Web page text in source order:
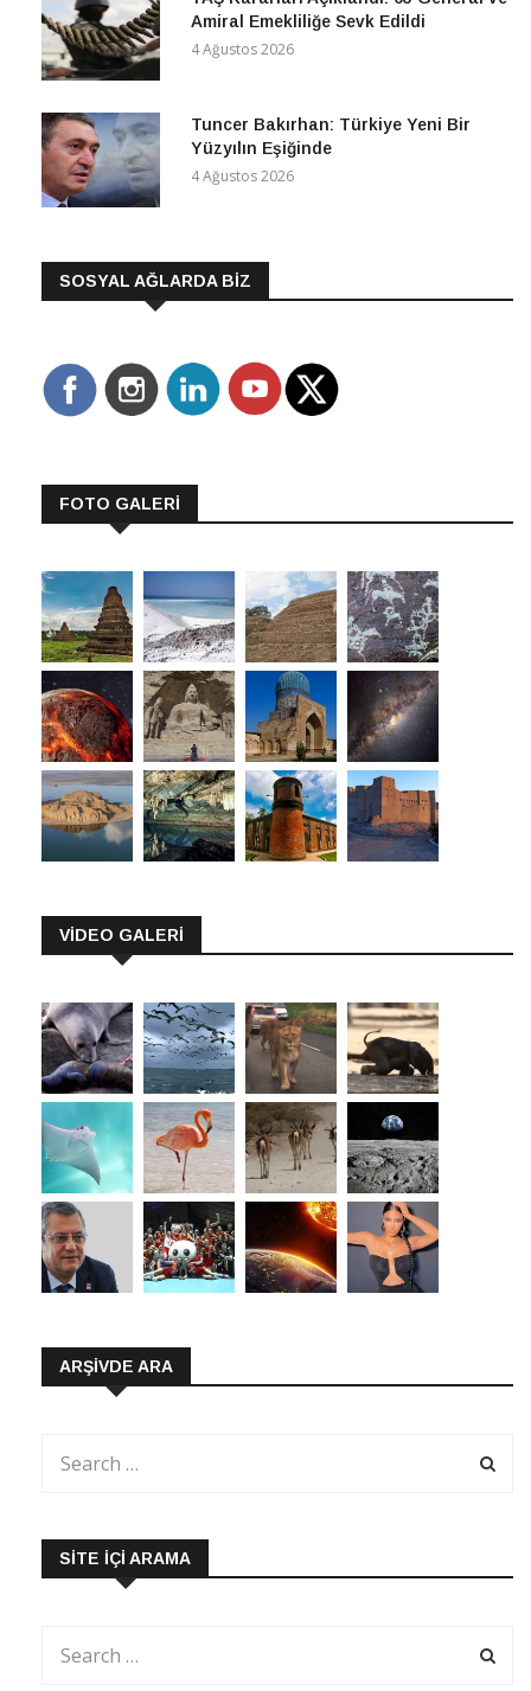
Amiral Emekliliğe Sevk Edildi
4 Ağustos 2026
Tuncer Bakırhan: Türkiye Yeni Bir
Yüzyılın Eşiğinde
4 Ağustos 2026
SOSYAL AĞLARDA BİZ
FOTO GALERİ
VİDEO GALERİ
ARŞIVDE ARA
SITE İÇI ARAMA